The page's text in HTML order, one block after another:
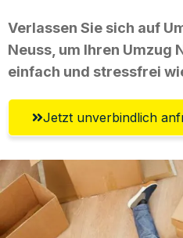
Verlassen Sie sich auf
Neuss, um Ihren Umzug
einfach und stressfrei
Jetzt unverbindlich